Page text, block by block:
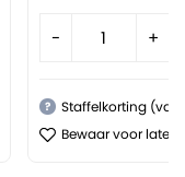
- +
?
Staffelkorting
Bewaar voor later